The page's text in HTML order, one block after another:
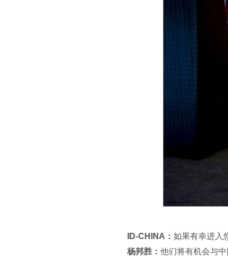
ID-CHINA： 如果有幸进入
杨邦胜： 他们将有机会与